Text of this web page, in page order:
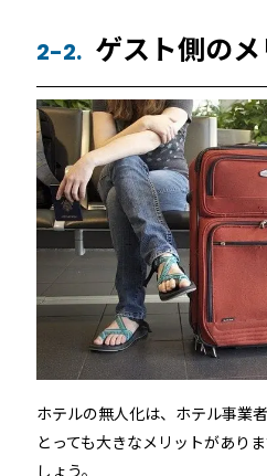
2-2. ゲスト側の
ホテルの無人化は、ホテル事業
とっても大きなメリットがあり
しょう。